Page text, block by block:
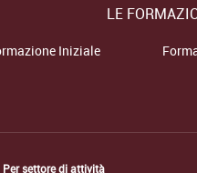
LE
Iniziale
Per settore di attività